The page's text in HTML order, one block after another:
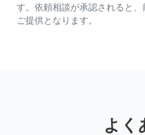
す。依頼相談が承認されると
ご提供となります。
よく